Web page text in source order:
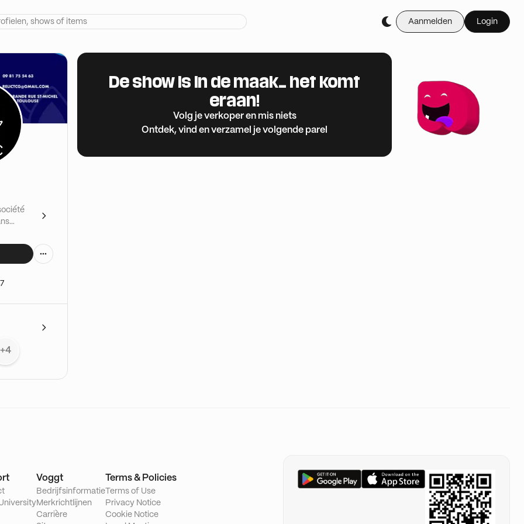
Aanmelden Login
Magic
ces
et
venir
+4
De show is in de maak… het komt
eraan!
Volg je verkoper en mis niets
Ontdek, vind en verzamel je volgende parel
Voggt
Bedrijfsinformatie
Merkrichtlijnen
Carrière
Terms & Policies
Terms of Use
Privacy Notice
Cookie Notice